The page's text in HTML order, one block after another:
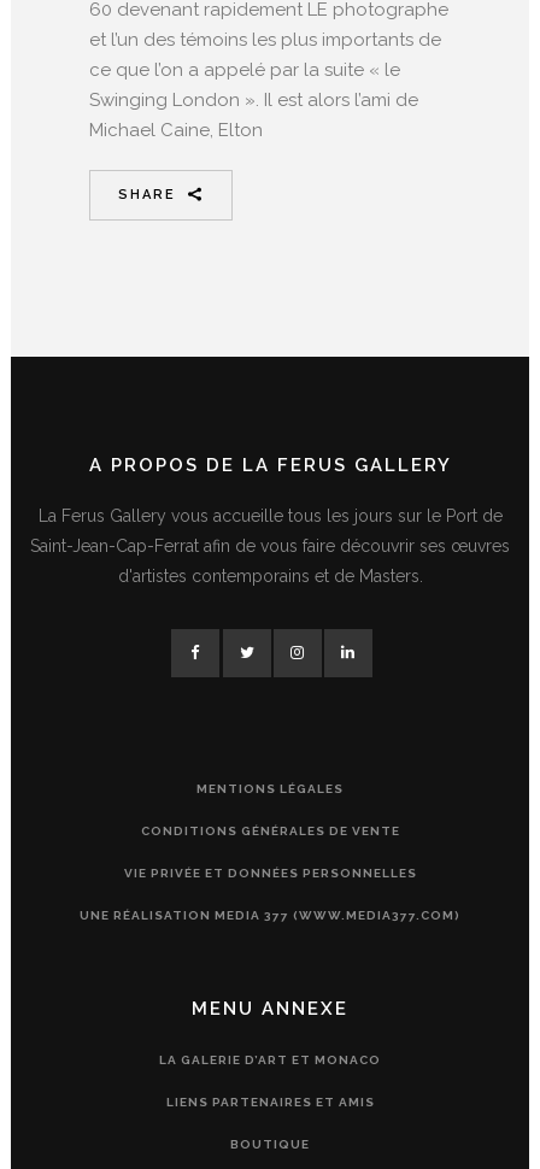
60 devenant rapidement LE photographe
et l’un des témoins les plus importants de
ce que l’on a appelé par la suite « le
Swinging London ». Il est alors l’ami de
Michael Caine, Elton
SHARE
A PROPOS DE LA FERUS GALLERY
La Ferus Gallery vous accueille tous les jours sur le Port de
Saint-Jean-Cap-Ferrat afin de vous faire découvrir ses œuvres
d'artistes contemporains et de Masters.
MENTIONS LÉGALES
CONDITIONS GÉNÉRALES DE VENTE
VIE PRIVÉE ET DONNÉES PERSONNELLES
UNE RÉALISATION MEDIA 377 (WWW.MEDIA377.COM)
MENU ANNEXE
LA GALERIE D’ART ET MONACO
LIENS PARTENAIRES ET AMIS
BOUTIQUE